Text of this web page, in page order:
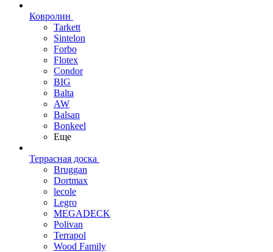
Ковролин
Tarkett
Sintelon
Forbo
Flotex
Condor
BIG
Balta
AW
Balsan
Bonkeel
Еще
Террасная доска
Bruggan
Dortmax
lecole
Legro
MEGADECK
Polivan
Terrapol
Wood Family